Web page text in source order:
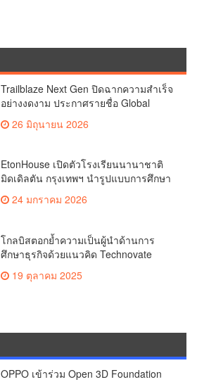
Trailblaze Next Gen ปิดฉากความสำเร็จ
อย่างงดงาม ประกาศรายชื่อ Global
Ambassador และ Next Gen Speaker
26 มิถุนายน 2026
EtonHouse เปิดตัวโรงเรียนนานาชาติ
มิดเดิลตัน กรุงเทพฯ นำรูปแบบการศึกษา
สามภาษาที่พร้อมสำหรับอนาคตสู่
ประเทศไทย
24 มกราคม 2026
โกลบิสตอกย้ำความเป็นผู้นำด้านการ
ศึกษาธุรกิจด้วยแนวคิด Technovate
รนด์แอมบาสเดอร์ เฌอปราง อารีย์กุล
19 ตุลาคม 2025
OPPO เข้าร่วม Open 3D Foundation